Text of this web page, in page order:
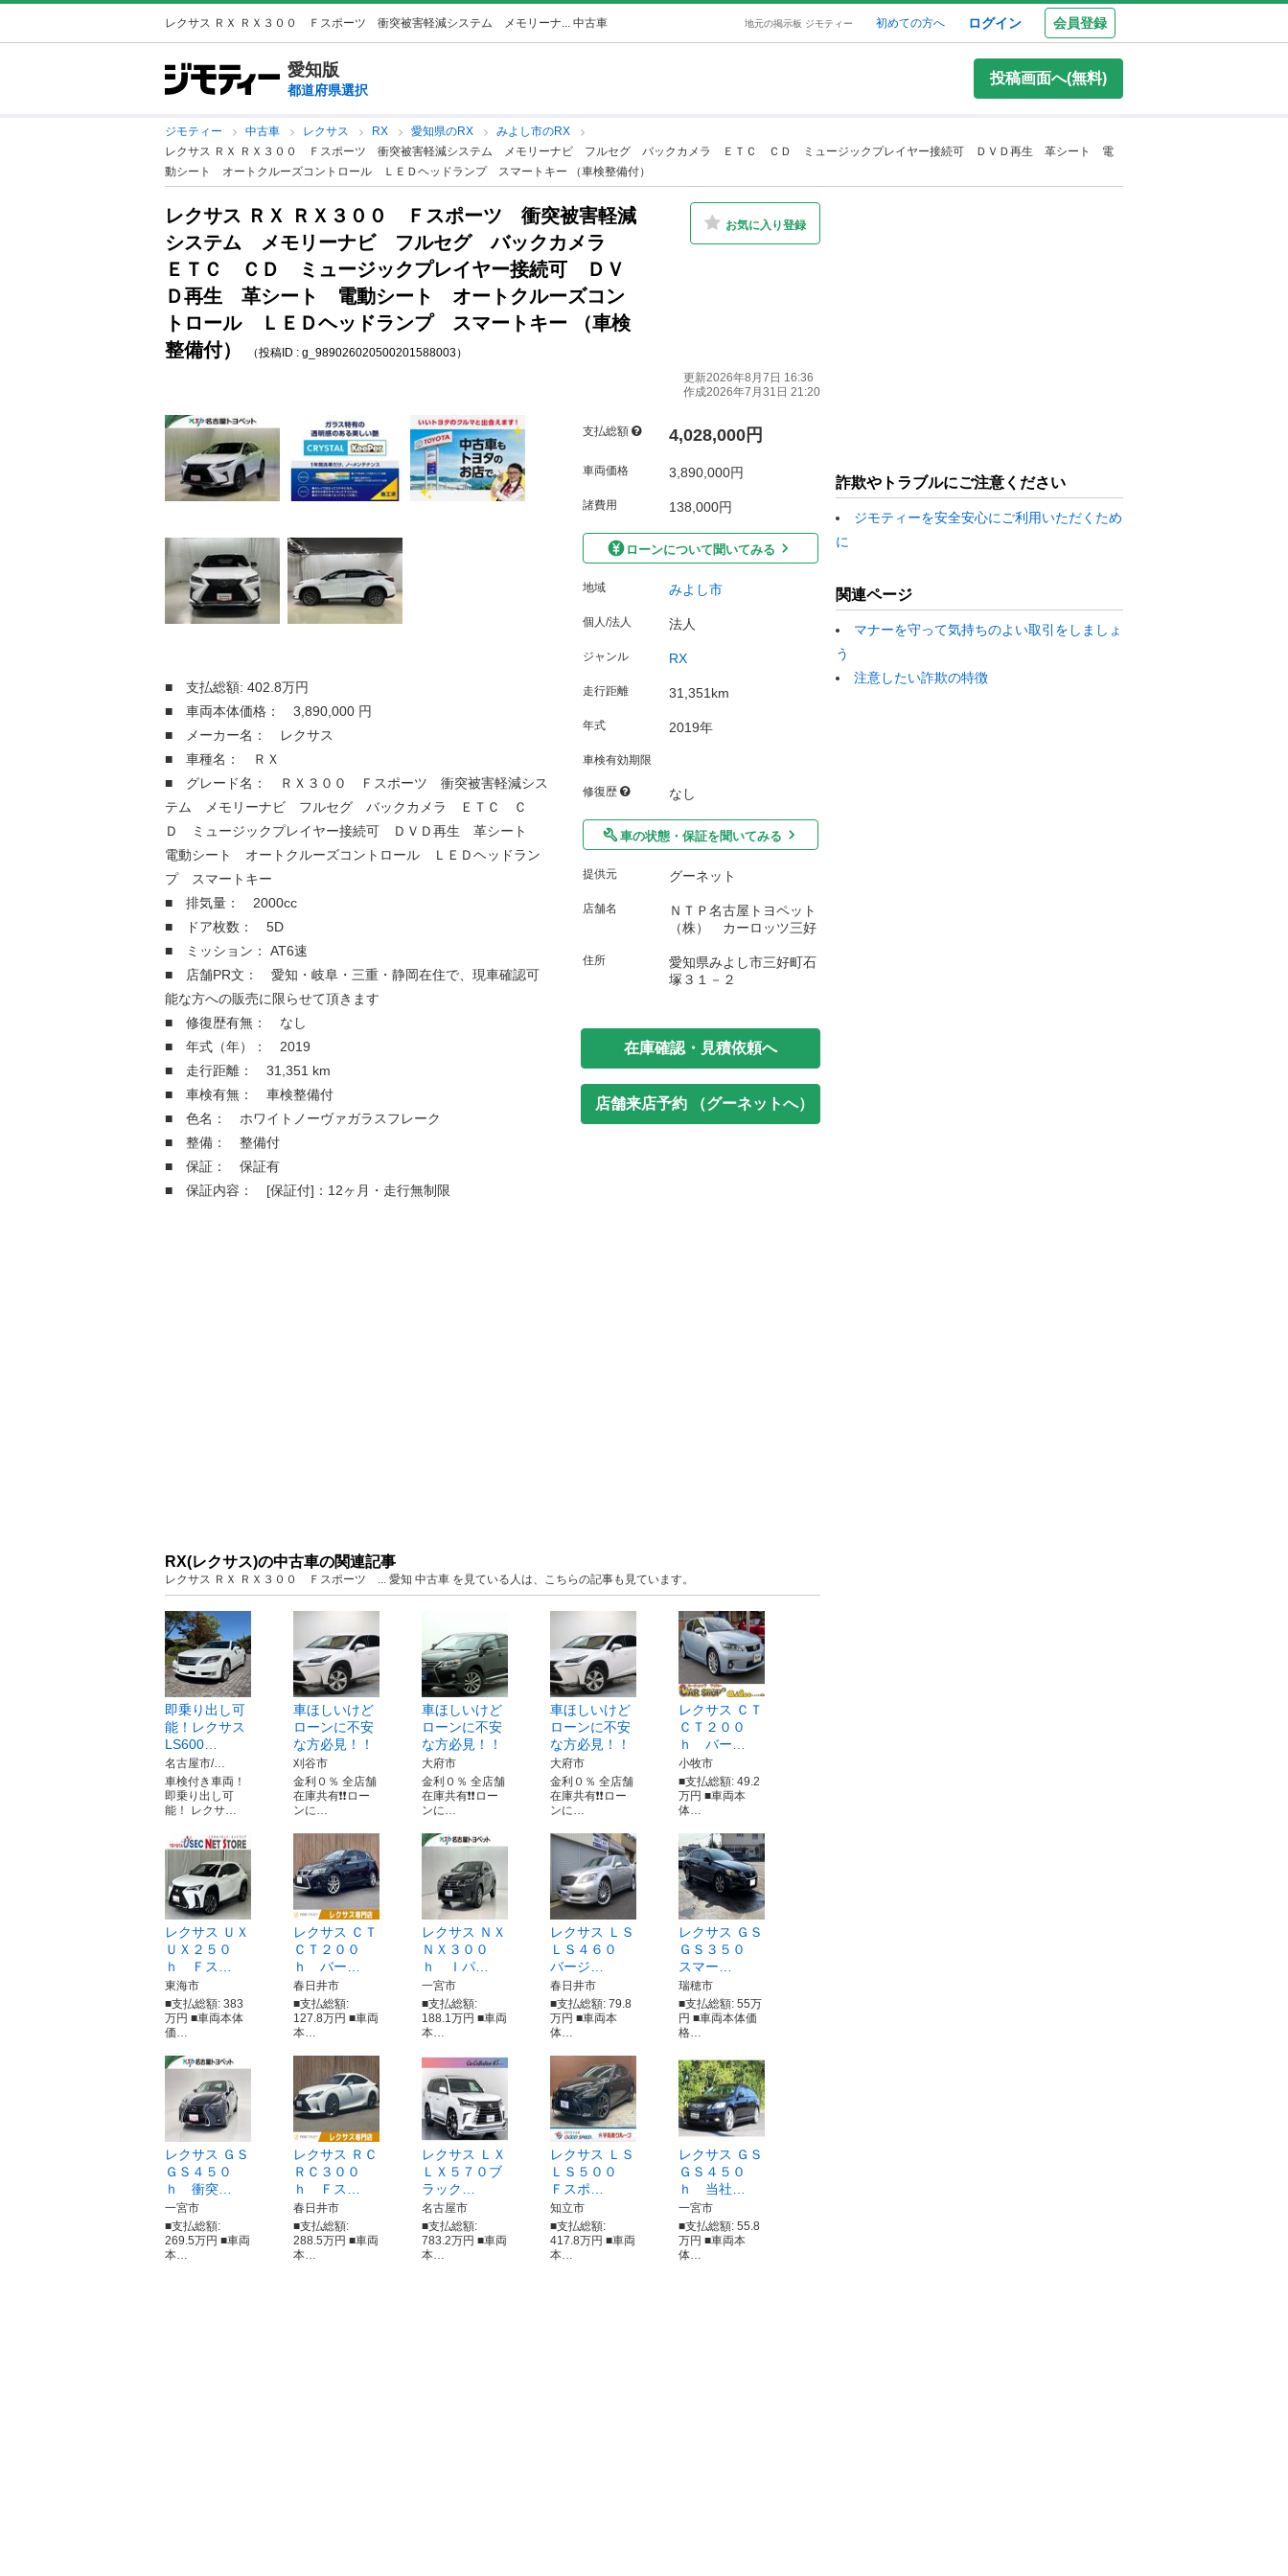
レクサス ＲＸ ＲＸ３００ Ｆスポーツ 衝突被害軽減システム メモリーナ... 中古車 地元の掲示板 ジモティー 初めての方へ ログイン 会員登録
愛知版
都道府県選択
投稿画面へ(無料)
ジモティー 中古車 レクサス RX 愛知県のRX
みよし市のRX
レクサス ＲＸ ＲＸ３００ Ｆスポーツ 衝突被害軽減システム メモリーナビ フルセグ バックカメラ ＥＴＣ ＣＤ ミュージックプレイヤー接続可 ＤＶＤ再生 革シート 電
動シート オートクルーズコントロール ＬＥＤヘッドランプ スマートキー （車検整備付）
レクサス ＲＸ ＲＸ３００ Ｆスポーツ 衝突被害軽減
システム メモリーナビ フルセグ バックカメラ
ＥＴＣ ＣＤ ミュージックプレイヤー接続可 ＤＶ
Ｄ再生 革シート 電動シート オートクルーズコン
トロール ＬＥＤヘッドランプ スマートキー （車検
整備付）
（投稿ID : g_989026020500201588003）
お気に入り登録
更新2026年8月7日 16:36
作成2026年7月31日 21:20
■ 支払総額: 402.8万円
■ 車両本体価格： 3,890,000 円
■ メーカー名： レクサス
■ 車種名： ＲＸ
■ グレード名： ＲＸ３００ Ｆスポーツ 衝突被害軽減シス
テム メモリーナビ フルセグ バックカメラ ＥＴＣ Ｃ
Ｄ ミュージックプレイヤー接続可 ＤＶＤ再生 革シート
電動シート オートクルーズコントロール ＬＥＤヘッドラン
プ スマートキー
■ 排気量： 2000cc
■ ドア枚数： 5D
■ ミッション： AT6速
■ 店舗PR文： 愛知・岐阜・三重・静岡在住で、現車確認可
能な方への販売に限らせて頂きます
■ 修復歴有無： なし
■ 年式（年）： 2019
■ 走行距離： 31,351 km
■ 車検有無： 車検整備付
■ 色名： ホワイトノーヴァガラスフレーク
■ 整備： 整備付
■ 保証： 保証有
■ 保証内容： [保証付]：12ヶ月・走行無制限
支払総額 4,028,000円
車両価格 3,890,000円
諸費用 138,000円
ローンについて聞いてみる
地域 みよし市
個人/法人 法人
ジャンル RX
走行距離 31,351km
年式 2019年
車検有効期限
修復歴 なし
車の状態・保証を聞いてみる
提供元 グーネット
店舗名
ＮＴＰ名古屋トヨペット
（株） カーロッツ三好
住所
愛知県みよし市三好町石
塚３１－２
在庫確認・見積依頼へ
店舗来店予約 （グーネットへ）
RX(レクサス)の中古車の関連記事
レクサス ＲＸ ＲＸ３００ Ｆスポーツ ... 愛知 中古車 を見ている人は、こちらの記事も見ています。
即乗り出し可
能！レクサス
LS600…
名古屋市/…
車検付き車両！
即乗り出し可
能！ レクサ…
車ほしいけど
ローンに不安
な方必見！！
刈谷市
金利０％ 全店舗
在庫共有❗️❗️ロー
ンに…
車ほしいけど
ローンに不安
な方必見！！
大府市
金利０％ 全店舗
在庫共有❗️❗️ロー
ンに…
車ほしいけど
ローンに不安
な方必見！！
大府市
金利０％ 全店舗
在庫共有❗️❗️ロー
ンに…
レクサス ＣＴ
ＣＴ２００
ｈ バー…
小牧市
■支払総額: 49.2
万円 ■車両本
体…
レクサス ＵＸ
ＵＸ２５０
ｈ Ｆス…
東海市
■支払総額: 383
万円 ■車両本体
価…
レクサス ＣＴ
ＣＴ２００
ｈ バー…
春日井市
■支払総額:
127.8万円 ■車両
本…
レクサス ＮＸ
ＮＸ３００
ｈ Ｉパ…
一宮市
■支払総額:
188.1万円 ■車両
本…
レクサス ＬＳ
ＬＳ４６０
バージ…
春日井市
■支払総額: 79.8
万円 ■車両本
体…
レクサス ＧＳ
ＧＳ３５０
スマー…
瑞穂市
■支払総額: 55万
円 ■車両本体価
格…
レクサス ＧＳ
ＧＳ４５０
ｈ 衝突…
一宮市
■支払総額:
269.5万円 ■車両
本…
レクサス ＲＣ
ＲＣ３００
ｈ Ｆス…
春日井市
■支払総額:
288.5万円 ■車両
本…
レクサス ＬＸ
ＬＸ５７０ブ
ラック…
名古屋市
■支払総額:
783.2万円 ■車両
本…
レクサス ＬＳ
ＬＳ５００
Ｆスポ…
知立市
■支払総額:
417.8万円 ■車両
本…
レクサス ＧＳ
ＧＳ４５０
ｈ 当社…
一宮市
■支払総額: 55.8
万円 ■車両本
体…
詐欺やトラブルにご注意ください
ジモティーを安全安心にご利用いただくため
に
関連ページ
マナーを守って気持ちのよい取引をしましょ
う
注意したい詐欺の特徴